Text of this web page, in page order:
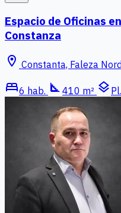
Espacio de Oficinas
Constanza
location_on Constanta, Faleza Nord
bed6 hab. square_foot 410 m² layers